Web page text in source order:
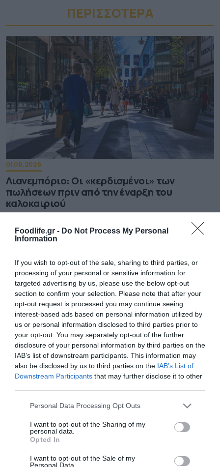
Foodlife.gr - Do Not Process My Personal
Information
If you wish to opt-out of the sale, sharing to third parties, or
processing of your personal or sensitive information for
targeted advertising by us, please use the below opt-out
section to confirm your selection. Please note that after your
opt-out request is processed you may continue seeing
interest-based ads based on personal information utilized by
us or personal information disclosed to third parties prior to
your opt-out. You may separately opt-out of the further
disclosure of your personal information by third parties on the
IAB’s list of downstream participants. This information may
also be disclosed by us to third parties on the IAB’s List of
Downstream Participants that may further disclose it to other
Please note that this website/app uses one or more Google
not limited to your visit or usage behaviour. You may click to
grant or deny consent to Google and its third-party tags to
use your data for below specified purposes in below Google
consent section.
Personal Data Processing Opt Outs
I want to opt-out of the Sharing of my
personal data.
Opted In
I want to opt-out of the Sale of my
Personal Data.
ΠΕΡΙΣΣΟΤΕΡA
01.08.2026
Λιανεμπόριο: Οι «κερδισμένοι» των
πωλήσεων πριν από την έναρξη του
καλοκαιριού
31.07.2026
Θερινές εκπτώσεις: Τι δείχνει το «ταμείο»
του πρώτου μήνα